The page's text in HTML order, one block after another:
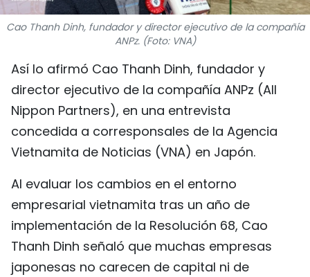
¿QUIÉNES SOMOS?
ENGLISH
中文
FRANÇAIS
РУССКИЙ
Cao Thanh Dinh, fundador y director ejecutivo de la compañía
ANPz. (Foto: VNA)
Así lo afirmó Cao Thanh Dinh, fundador y
director ejecutivo de la compañía ANPz (All
Nippon Partners), en una entrevista
concedida a corresponsales de la Agencia
Vietnamita de Noticias (VNA) en Japón.
Al evaluar los cambios en el entorno
empresarial vietnamita tras un año de
implementación de la Resolución 68, Cao
Thanh Dinh señaló que muchas empresas
japonesas no carecen de capital ni de